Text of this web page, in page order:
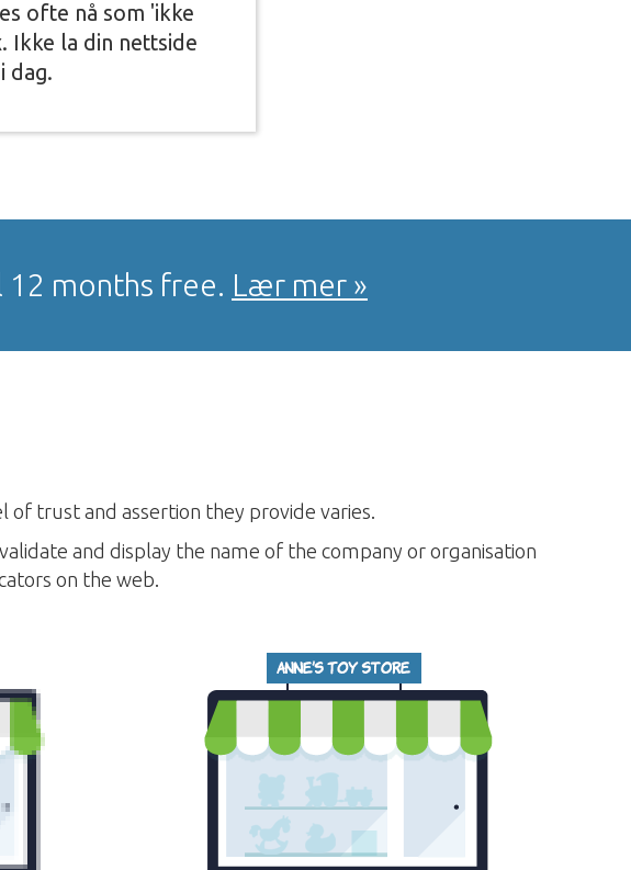
ofte nå som 'ikke
. Ikke la din nettside
dag.
12 months free. Lær mer »
of trust and assertion they provide varies.
and display the name of the company or organisation
on the web.